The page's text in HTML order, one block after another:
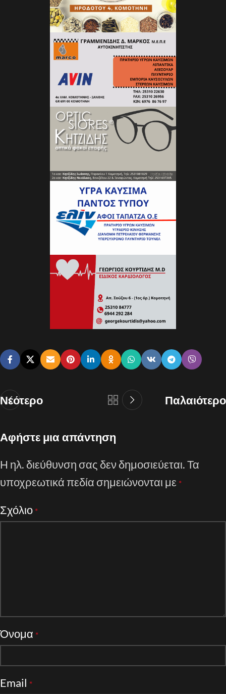
Νεότερο Παλαιότερο
Αφήστε μια απάντηση
Η ηλ. διεύθυνση σας δεν δημοσιεύεται.Τα
υποχρεωτικά πεδία σημειώνονται με *
Σχόλιο *
Όνομα *
Email *